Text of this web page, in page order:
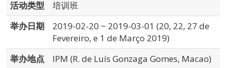
活动类型
培训班
举办日期
2019-02-20 ~ 2019-03-01 (20, 22, 27 de
Fevereiro, e 1 de Março 2019)
举办地点
IPM (R. de Luís Gonzaga Gomes, Macao)